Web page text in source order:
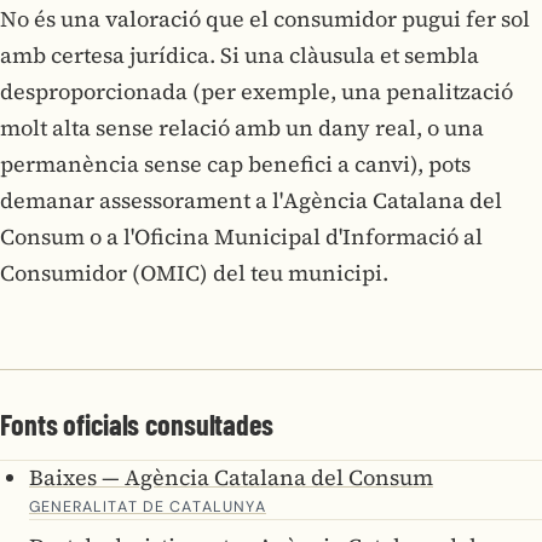
No és una valoració que el consumidor pugui fer sol
amb certesa jurídica. Si una clàusula et sembla
desproporcionada (per exemple, una penalització
molt alta sense relació amb un dany real, o una
permanència sense cap benefici a canvi), pots
demanar assessorament a l'Agència Catalana del
Consum o a l'Oficina Municipal d'Informació al
Consumidor (OMIC) del teu municipi.
Fonts oficials consultades
Baixes — Agència Catalana del Consum
GENERALITAT DE CATALUNYA